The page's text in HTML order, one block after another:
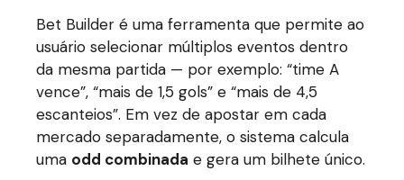
Bet Builder é uma ferramenta que permite ao
usuário selecionar múltiplos eventos dentro
da mesma partida — por exemplo: “time A
vence”, “mais de 1,5 gols” e “mais de 4,5
escanteios”. Em vez de apostar em cada
mercado separadamente, o sistema calcula
uma odd combinada e gera um bilhete único.